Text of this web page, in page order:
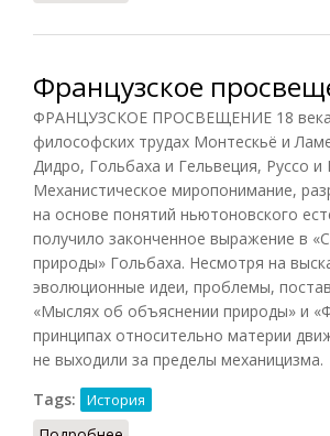
Французское
ФРАНЦУЗСКОЕ ПРОСВЕЩЕНИЕ 18 века
философских трудах Монтескьё и
Дидро, Гольбаха и Гельвеция, Руссо и
Механистическое миропонимание,
на основе понятий ньютоновского
получило законченное выражение в
природы» Гольбаха. Несмотря на
эволюционные идеи, проблемы,
«Мыслях об объяснении природы» и
принципах относительно материи
не выходили за пределы механицизма.
Tags:
История